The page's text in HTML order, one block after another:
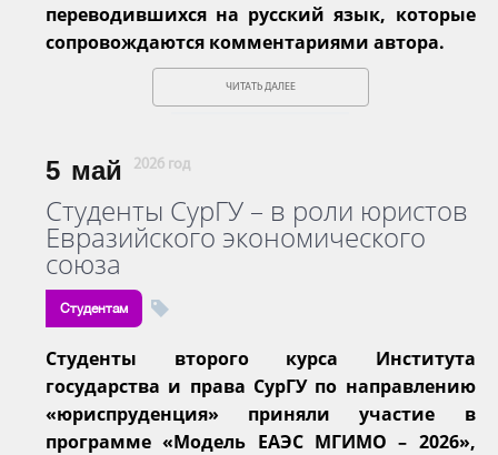
переводившихся на русский язык, которые
сопровождаются комментариями автора.
ЧИТАТЬ ДАЛЕЕ
5 май 2026 год
Студенты СурГУ – в роли юристов
Евразийского экономического
союза
Студентам
Студенты второго курса Института
государства и права СурГУ по направлению
«юриспруденция» приняли участие в
программе «Модель ЕАЭС МГИМО – 2026»,